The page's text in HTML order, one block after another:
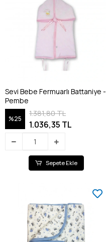
Sevi Bebe Fermuarlı Battaniye -
Pembe
%25
1.381,80 TL
1.036,35 TL
Sepete Ekle